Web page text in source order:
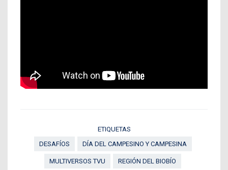
ETIQUETAS
DESAFÍOS
DÍA DEL CAMPESINO Y CAMPESINA
MULTIVERSOS TVU REGIÓN DEL BIOBÍO